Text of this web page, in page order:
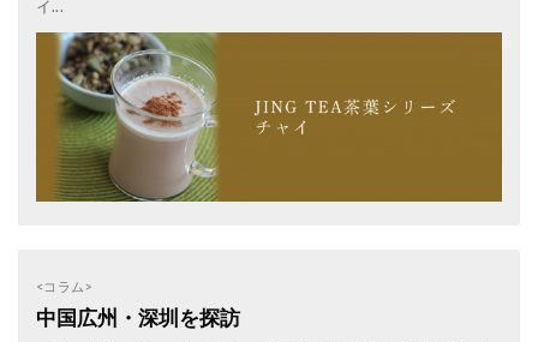
イ...
<コラム>
中国広州・深圳を探訪